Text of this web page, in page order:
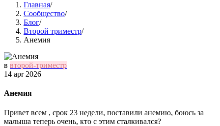
Главная/
Сообщество/
Блог/
Второй триместр/
Анемия
в второй-триместр
14 apr 2026
Анемия
Привет всем , срок 23 недели, поставили анемию, боюсь за
малыша теперь очень, кто с этим сталкивался?